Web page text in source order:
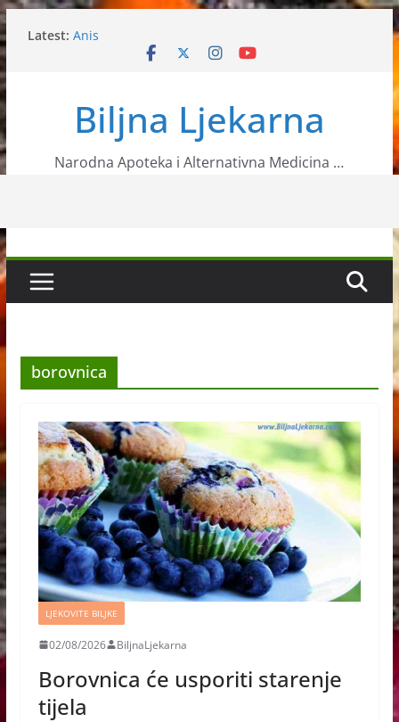
Skip
to
content
Latest: Anis
Ljekovita biljka neven
metabolizma
Toksično ljekovito bilje – Luk morski
Biljna Ljekarna
Narodna Apoteka i Alternativna Medicina …
borovnica
LJEKOVITE BILJKE
02/08/2026 BiljnaLjekarna
Borovnica će usporiti starenje
tijela